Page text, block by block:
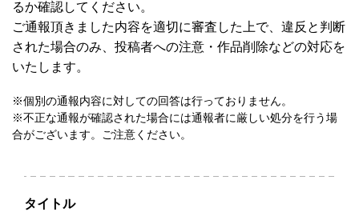
るか確認してください。
ご通報頂きました内容を適切に審査した上で、違反と判断
された場合のみ、投稿者への注意・作品削除などの対応を
いたします。
※個別の通報内容に対しての回答は行っておりません。
※不正な通報が確認された場合には通報者に厳しい処分を行う場
合がございます。ご注意ください。
タイトル